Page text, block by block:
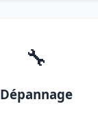
🔧
Dépannage